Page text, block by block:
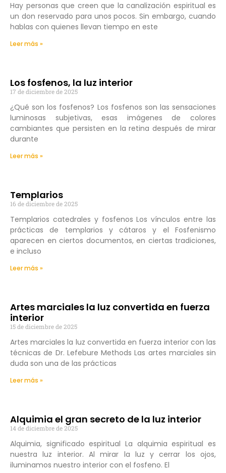
Hay personas que creen que la canalización espiritual es
un don reservado para unos pocos. Sin embargo, cuando
hablas con quienes llevan tiempo en este
Leer más »
Los fosfenos, la luz interior
17 de diciembre de 2025
¿Qué son los fosfenos? Los fosfenos son las sensaciones
luminosas subjetivas, esas imágenes de colores
cambiantes que persisten en la retina después de mirar
durante
Leer más »
Templarios
16 de diciembre de 2025
Templarios catedrales y fosfenos Los vínculos entre las
prácticas de templarios y cátaros y el Fosfenismo
aparecen en ciertos documentos, en ciertas tradiciones,
e incluso
Leer más »
Artes marciales la luz convertida en fuerza
interior
15 de diciembre de 2025
Artes marciales la luz convertida en fuerza interior con las
técnicas de Dr. Lefebure Methods Las artes marciales sin
duda son una de las prácticas
Leer más »
Alquimia el gran secreto de la luz interior
14 de diciembre de 2025
Alquimia, significado espiritual La alquimia espiritual es
nuestra luz interior. Al mirar la luz y cerrar los ojos,
iluminamos nuestro interior con el fosfeno. El